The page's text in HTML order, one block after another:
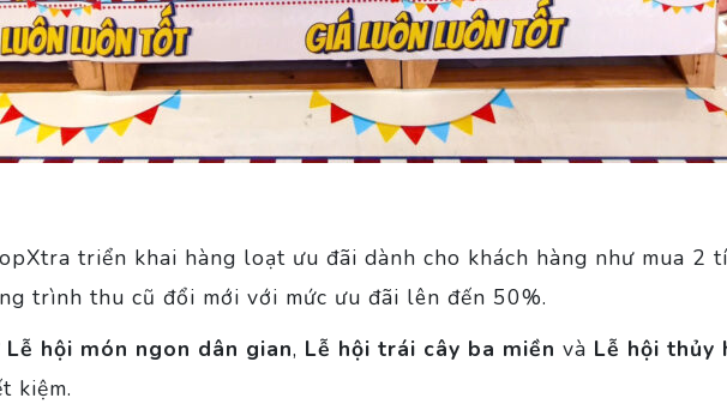
triển khai hàng loạt ưu đãi dành cho khách hàng như mua 2
trình thu cũ đổi mới với mức ưu đãi lên đến 50%.
Lễ hội món ngon dân gian, Lễ hội trái cây ba miền và Lễ hội thủy
kiệm.